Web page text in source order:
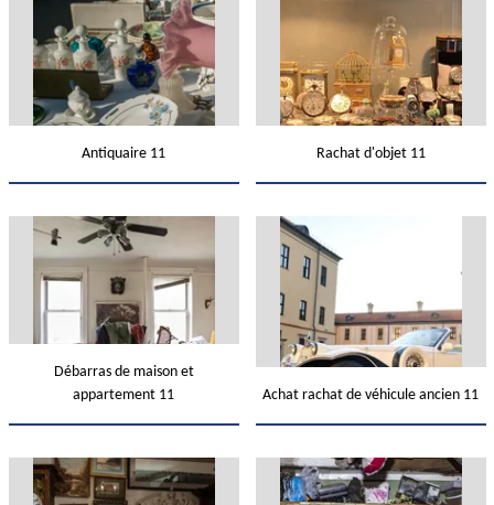
Antiquaire 11 Rachat d'objet 11
Débarras de maison et
appartement 11
Achat rachat de véhicule ancien 11